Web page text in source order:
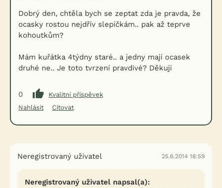
Dobrý den, chtěla bych se zeptat zda je pravda, že
ocasky rostou nejdřív slepičkám.. pak až teprve
kohoutkům?
Mám kuřátka 4týdny staré.. a jedny mají ocasek
druhé ne.. Je toto tvrzení pravdivé? Děkuji
0
Kvalitní příspěvek
Nahlásit
Citovat
Neregistrovaný uživatel 25.6.2014 18:59
Neregistrovaný uživatel napsal(a):